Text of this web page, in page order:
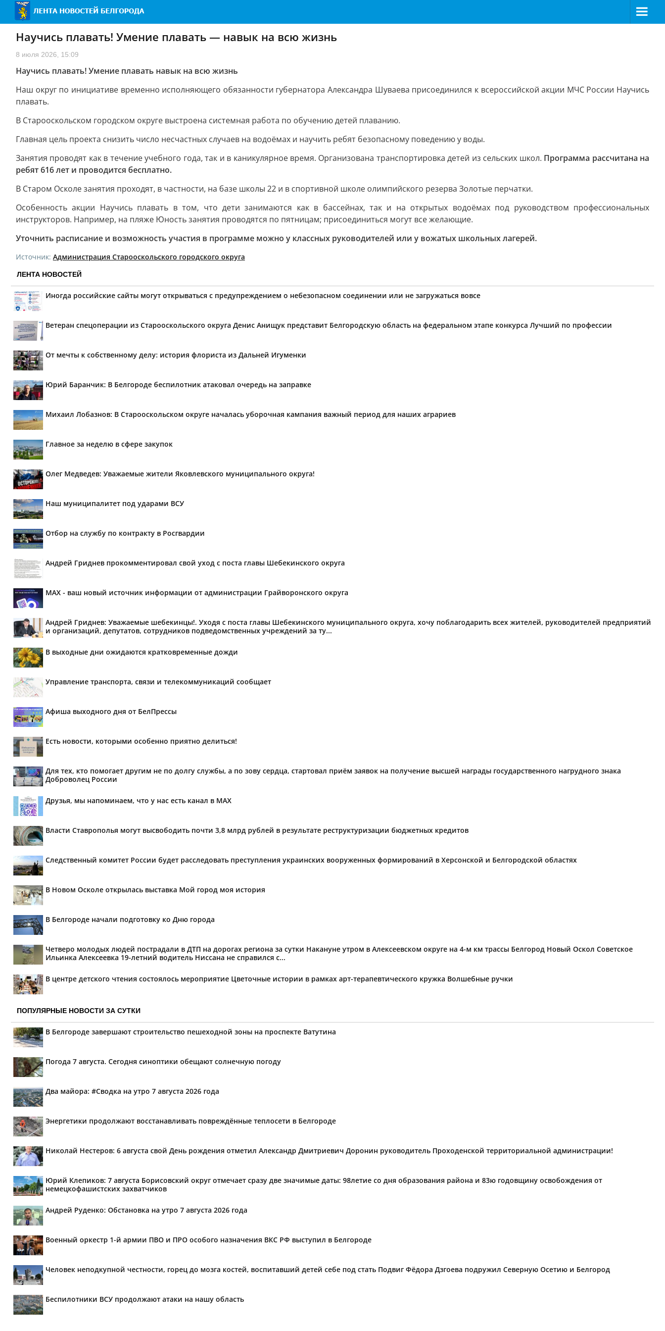
Научись плавать! Умение плавать — навык на всю жизнь
8 июля 2026, 15:09
Научись плавать! Умение плавать навык на всю жизнь
Наш округ по инициативе временно исполняющего обязанности губернатора Александра Шуваева присоединился к всероссийской акции МЧС России Научись
плавать.
В Старооскольском городском округе выстроена системная работа по обучению детей плаванию.
Главная цель проекта снизить число несчастных случаев на водоёмах и научить ребят безопасному поведению у воды.
Занятия проводят как в течение учебного года, так и в каникулярное время. Организована транспортировка детей из сельских школ. Программа рассчитана на
ребят 616 лет и проводится бесплатно.
В Старом Осколе занятия проходят, в частности, на базе школы 22 и в спортивной школе олимпийского резерва Золотые перчатки.
Особенность акции Научись плавать в том, что дети занимаются как в бассейнах, так и на открытых водоёмах под руководством профессиональных
инструкторов. Например, на пляже Юность занятия проводятся по пятницам; присоединиться могут все желающие.
Уточнить расписание и возможность участия в программе можно у классных руководителей или у вожатых школьных лагерей.
Источник: Администрация Старооскольского городского округа
ЛЕНТА НОВОСТЕЙ
Иногда российские сайты могут открываться с предупреждением о небезопасном соединении или не загружаться вовсе
Ветеран спецоперации из Старооскольского округа Денис Анищук представит Белгородскую область на федеральном этапе конкурса Лучший по профессии
От мечты к собственному делу: история флориста из Дальней Игуменки
Юрий Баранчик: В Белгороде беспилотник атаковал очередь на заправке
Михаил Лобазнов: В Старооскольском округе началась уборочная кампания важный период для наших аграриев
Главное за неделю в сфере закупок
Олег Медведев: Уважаемые жители Яковлевского муниципального округа!
Наш муниципалитет под ударами ВСУ
Отбор на службу по контракту в Росгвардии
Андрей Гриднев прокомментировал свой уход с поста главы Шебекинского округа
MAX - ваш новый источник информации от администрации Грайворонского округа
Андрей Гриднев: Уважаемые шебекинцы!. Уходя с поста главы Шебекинского муниципального округа, хочу поблагодарить всех жителей, руководителей предприятий
и организаций, депутатов, сотрудников подведомственных учреждений за ту...
В выходные дни ожидаются кратковременные дожди
Управление транспорта, связи и телекоммуникаций сообщает
Афиша выходного дня от БелПрессы
Есть новости, которыми особенно приятно делиться!
Для тех, кто помогает другим не по долгу службы, а по зову сердца, стартовал приём заявок на получение высшей награды государственного нагрудного знака
Доброволец России
Друзья, мы напоминаем, что у нас есть канал в МАХ
Власти Ставрополья могут высвободить почти 3,8 млрд рублей в результате реструктуризации бюджетных кредитов
Следственный комитет России будет расследовать преступления украинских вооруженных формирований в Херсонской и Белгородской областях
В Новом Осколе открылась выставка Мой город моя история
В Белгороде начали подготовку ко Дню города
Четверо молодых людей пострадали в ДТП на дорогах региона за сутки Накануне утром в Алексеевском округе на 4-м км трассы Белгород Новый Оскол Советское
Ильинка Алексеевка 19-летний водитель Ниссана не справился с...
В центре детского чтения состоялось мероприятие Цветочные истории в рамках арт-терапевтического кружка Волшебные ручки
ПОПУЛЯРНЫЕ НОВОСТИ ЗА СУТКИ
В Белгороде завершают строительство пешеходной зоны на проспекте Ватутина
Погода 7 августа. Сегодня синоптики обещают солнечную погоду
Два майора: #Сводка на утро 7 августа 2026 года
Энергетики продолжают восстанавливать повреждённые теплосети в Белгороде
Николай Нестеров: 6 августа свой День рождения отметил Александр Дмитриевич Доронин руководитель Проходенской территориальной администрации!
Юрий Клепиков: 7 августа Борисовский округ отмечает сразу две значимые даты: 98летие со дня образования района и 83ю годовщину освобождения от
немецкофашистских захватчиков
Андрей Руденко: Обстановка на утро 7 августа 2026 года
Военный оркестр 1-й армии ПВО и ПРО особого назначения ВКС РФ выступил в Белгороде
Человек неподкупной честности, горец до мозга костей, воспитавший детей себе под стать Подвиг Фёдора Дзгоева подружил Северную Осетию и Белгород
Беспилотники ВСУ продолжают атаки на нашу область